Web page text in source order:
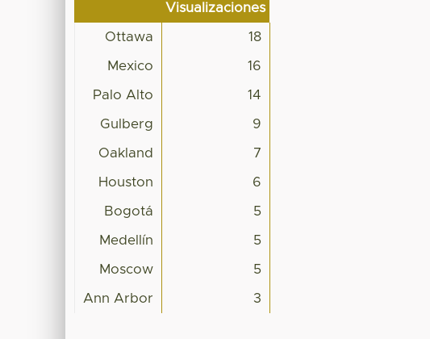
Visualizaciones
Ottawa 18
Mexico 16
Palo Alto 14
Gulberg 9
Oakland 7
Houston 6
Bogotá 5
Medellín 5
Moscow 5
Ann Arbor 3